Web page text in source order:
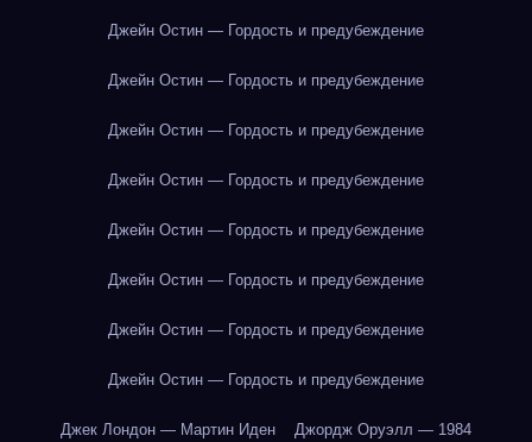
Джейн Остин — Гордость и предубеждение
Джейн Остин — Гордость и предубеждение
Джейн Остин — Гордость и предубеждение
Джейн Остин — Гордость и предубеждение
Джейн Остин — Гордость и предубеждение
Джейн Остин — Гордость и предубеждение
Джейн Остин — Гордость и предубеждение
Джейн Остин — Гордость и предубеждение
Джек Лондон — Мартин Иден Джордж Оруэлл — 1984